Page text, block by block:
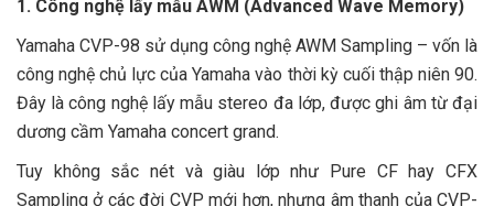
1. Công nghệ lấy mẫu AWM (Advanced Wave Memory)
Yamaha CVP-98 sử dụng công nghệ AWM Sampling – vốn là
công nghệ chủ lực của Yamaha vào thời kỳ cuối thập niên 90.
Đây là công nghệ lấy mẫu stereo đa lớp, được ghi âm từ đại
dương cầm Yamaha concert grand.
Tuy không sắc nét và giàu lớp như Pure CF hay CFX
Sampling ở các đời CVP mới hơn, nhưng âm thanh của CVP-